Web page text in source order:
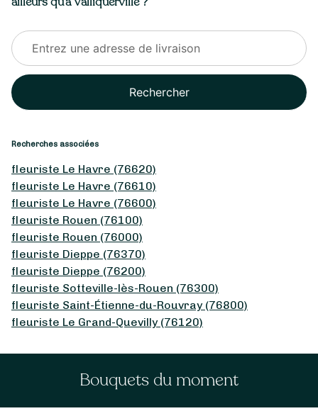
Rechercher
Recherches associées
fleuriste Le Havre (76620)
fleuriste Le Havre (76610)
fleuriste Le Havre (76600)
fleuriste Rouen (76100)
fleuriste Rouen (76000)
fleuriste Dieppe (76370)
fleuriste Dieppe (76200)
fleuriste Sotteville-lès-Rouen (76300)
fleuriste Saint-Étienne-du-Rouvray (76800)
fleuriste Le Grand-Quevilly (76120)
Bouquets du moment